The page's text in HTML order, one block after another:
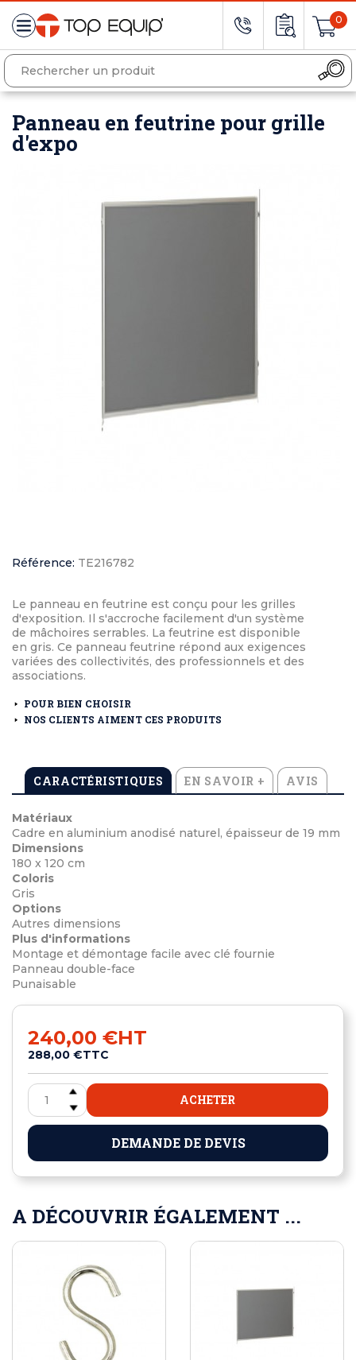
0
Panneau en feutrine pour grille
d'expo
Référence: TE216782
Le panneau en feutrine est conçu pour les grilles
d'exposition. Il s'accroche facilement d'un système
de mâchoires serrables. La feutrine est disponible
en gris. Ce panneau feutrine répond aux exigences
variées des collectivités, des professionnels et des
associations.
POUR BIEN CHOISIR
NOS CLIENTS AIMENT CES PRODUITS
CARACTÉRISTIQUES EN SAVOIR + AVIS
Matériaux
Cadre en aluminium anodisé naturel, épaisseur de 19 mm
Dimensions
180 x 120 cm
Coloris
Gris
Options
Autres dimensions
Plus d'informations
Montage et démontage facile avec clé fournie
Panneau double-face
Punaisable
240,00 €HT
288,00 €TTC
ACHETER
DEMANDE DE DEVIS
A DÉCOUVRIR ÉGALEMENT ...